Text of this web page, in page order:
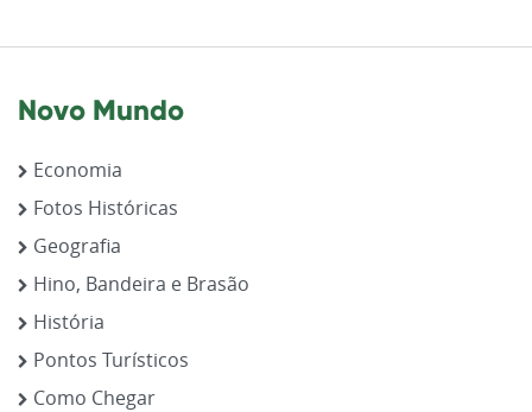
Novo Mundo
Economia
Fotos Históricas
Geografia
Hino, Bandeira e Brasão
História
Pontos Turísticos
Como Chegar